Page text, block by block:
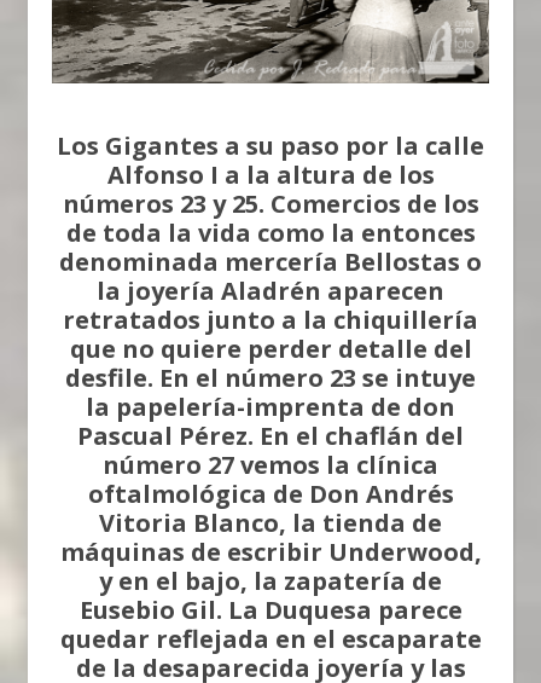
Los Gigantes a su paso por la calle
Alfonso I a la altura de los
números 23 y 25. Comercios de los
de toda la vida como la entonces
denominada mercería Bellostas o
la joyería Aladrén aparecen
retratados junto a la chiquillería
que no quiere perder detalle del
desfile. En el número 23 se intuye
la papelería-imprenta de don
Pascual Pérez. En el chaflán del
número 27 vemos la clínica
oftalmológica de Don Andrés
Vitoria Blanco, la tienda de
máquinas de escribir Underwood,
y en el bajo, la zapatería de
Eusebio Gil. La Duquesa parece
quedar reflejada en el escaparate
de la desaparecida joyería y las